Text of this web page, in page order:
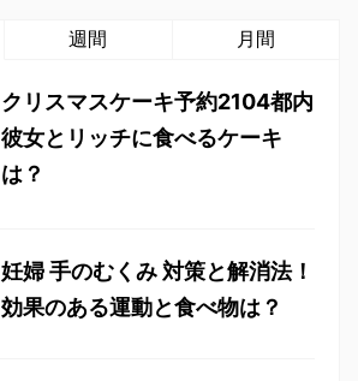
週間 月間
クリスマスケーキ予約2104都内
彼女とリッチに食べるケーキ
は？
妊婦 手のむくみ 対策と解消法！
効果のある運動と食べ物は？